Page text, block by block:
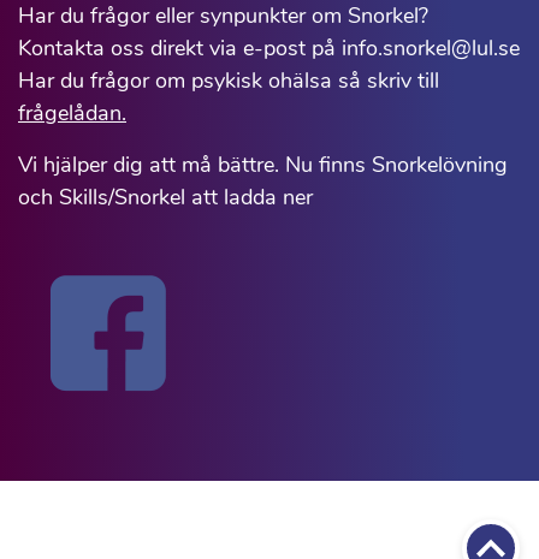
Har du frågor eller synpunkter om Snorkel?
Kontakta oss direkt via e-post på info.snorkel@lul.se
Har du frågor om psykisk ohälsa så skriv till
frågelådan.
Vi hjälper dig att må bättre. Nu finns Snorkelövning
och Skills/Snorkel att ladda ner